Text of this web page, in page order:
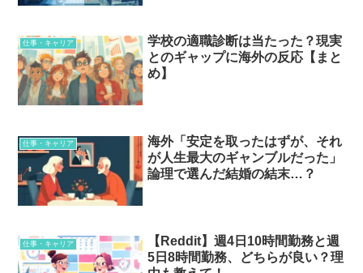
仕事・キャリア
学校の適職診断は当たった？現実
とのギャップに海外の反応【まと
め】
仕事・キャリア
海外「安定を取ったはずが、それ
が人生最大のギャンブルだった」
論理で選んだ結婚の結末…？
仕事・キャリア
【Reddit】週4日10時間勤務と週
5日8時間勤務、どちらが良い？理